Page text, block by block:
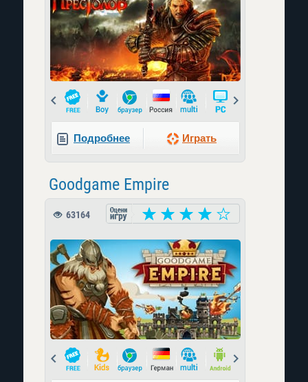
Prev
Подробнее Играть
Goodgame Empire
63164
Prev